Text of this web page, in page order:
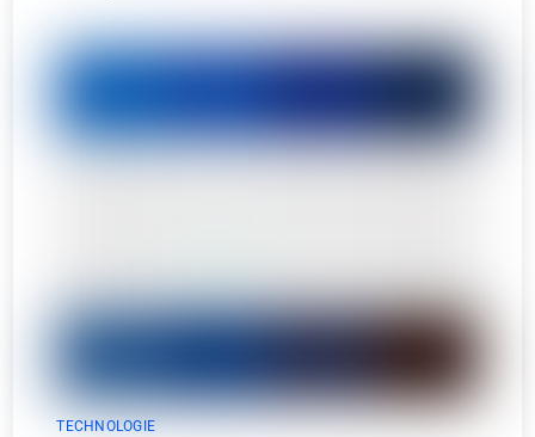
TECHNOLOGIE